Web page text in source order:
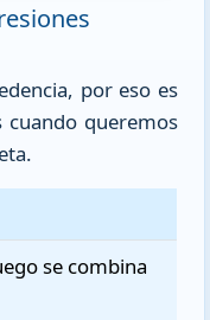
por eso es
queremos
se combina